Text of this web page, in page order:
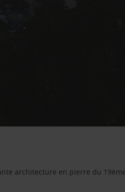
architecture en pierre du